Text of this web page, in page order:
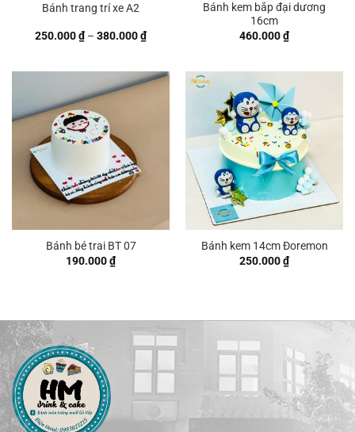
Bánh trang trí xe A2
250.000₫ – 380.000₫Khoảng
giá:
đến
380.000 ₫
Bánh kem bắp đại dương
16cm
460.000₫
Bánh bé trai BT 07
190.000₫
Bánh kem 14cm Đoremon
250.000₫